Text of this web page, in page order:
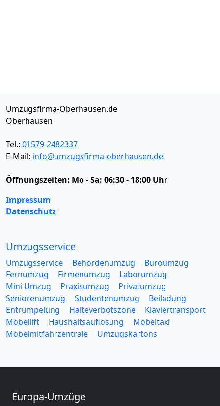
Umzugsfirma-Oberhausen.de
Oberhausen
Tel.: 01579-2482337
E-Mail: info@umzugsfirma-oberhausen.de
Öffnungszeiten: Mo - Sa: 06:30 - 18:00 Uhr
Impressum
Datenschutz
Umzugsservice
Umzugsservice Behördenumzug
Büroumzug
Fernumzug
Firmenumzug
Laborumzug
Mini Umzug
Praxisumzug
Privatumzug
Seniorenumzug
Studentenumzug
Beiladung
Entrümpelung
Halteverbotszone
Klaviertransport
Möbellift
Haushaltsauflösung
Möbeltaxi
Möbelmitfahrzentrale
Umzugskartons
Europa-Umzüge